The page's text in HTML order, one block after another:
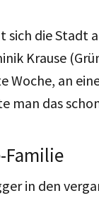
sich die Stadt
Krause
Woche, an
man das
Familie
in den